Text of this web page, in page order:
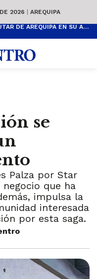
2026 | AREQUIPA
ACTIVIDADES GRATUITAS PARA DISFRUTAR DE AREQUIPA EN SU ANIVERSARIO
se
Palza por Star
que ha
impulsa la
interesada
por esta saga.